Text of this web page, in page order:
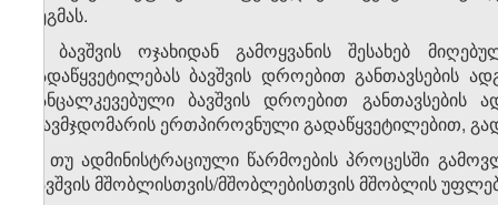
გეგმას.
3. ბავშვის ოჯახიდან გამოყვანის შესახებ
გადაწყვეტილებას ბავშვის დროებით განთავსების
განცალკევებული ბავშვის დროებით განთავსების
თავმჯდომარის ერთპიროვნული გადაწყვეტილებით,
4. თუ ადმინისტრაციული წარმოების პროცესში
ბავშვის მშობლისთვის/მშობლებისთვის მშობლის